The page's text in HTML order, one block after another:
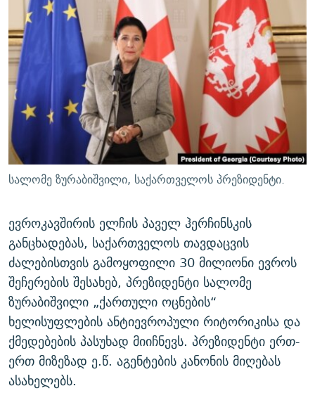
ᲛᲝᲚᲐᲞᲐᲠᲐᲙᲔ ᲢᲔᲥᲡᲢᲔᲑᲘ
ᲨᲘᲜ - ᲣᲪᲮᲝᲔᲗᲨᲘ
ᲚᲘᲢᲔᲠᲐᲢᲣᲠᲣᲚᲘ ᲬᲐᲮᲜᲐᲒᲔᲑᲘ
ᲐᲛᲔᲠᲘᲙᲣᲚᲘ ᲛᲝᲗᲮᲠᲝᲑᲐ
ᲘᲛᲞᲔᲠᲘᲐ ᲓᲐ ᲠᲐᲓᲘᲝ
ᲩᲔᲛᲘ ᲡᲘᲙᲕᲓᲘᲚᲘᲡ ᲛᲘᲖᲔᲖᲘᲐ COVID-19
11 ᲬᲔᲚᲘ - 11 ᲐᲛᲑᲐᲕᲘ
ᲡᲐᲞᲐᲠᲚᲐᲛᲔᲜᲢᲝ ᲐᲠᲩᲔᲕᲜᲔᲑᲘᲡ ᲘᲡᲢᲝᲠᲘᲐ
ᲑᲐᲕᲨᲕᲔᲑᲘ ᲞᲠᲝᲡᲢᲘᲢᲣᲪᲘᲐᲨᲘ - ᲐᲛᲝᲣᲗᲥᲛᲔᲚᲘ ᲐᲛᲑᲐᲕᲘ
5 ᲐᲛᲑᲐᲕᲘ - 20 ᲘᲕᲜᲘᲡᲡ ᲓᲐᲨᲐᲕᲔᲑᲣᲚᲔᲑᲘ
ᲐᲒᲕᲘᲡᲢᲝᲡ ᲝᲛᲘ
ПРИВЕТ ᲙᲣᲚᲢᲣᲠᲐ
ᲒᲐᲛᲝᲘᲬᲔᲠᲔ
რთე/რთ-ის ყველა საიტი
სალომე ზურაბიშვილი, საქართველოს პრეზიდენტი.
ევროკავშირის ელჩის პაველ ჰერჩინსკის
განცხადებას, საქართველოს თავდაცვის
ძალებისთვის გამოყოფილი 30 მილიონი ევროს
შეჩერების შესახებ, პრეზიდენტი სალომე
ზურაბიშვილი „ქართული ოცნების“
ხელისუფლების ანტიევროპული რიტორიკისა და
ქმედებების პასუხად მიიჩნევს. პრეზიდენტი ერთ-
ერთ მიზეზად ე.წ. აგენტების კანონის მიღებას
ასახელებს.